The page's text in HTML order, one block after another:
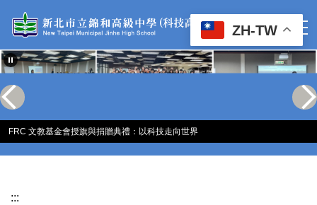
到
要
容
區
FRC 文教基金會授旗與捐贈典禮：以科技走向世界
ZH-TW
:::